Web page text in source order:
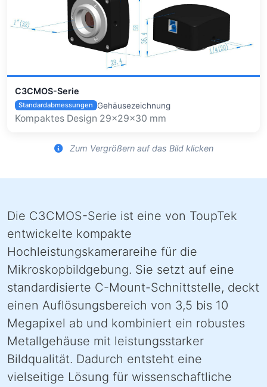
C3CMOS-Serie
Standardabmessungen Gehäusezeichnung
Kompaktes Design 29×29×30 mm
Zum Vergrößern auf das Bild klicken
Die C3CMOS-Serie ist eine von ToupTek
entwickelte kompakte
Hochleistungskamerareihe für die
Mikroskopbildgebung. Sie setzt auf eine
standardisierte C-Mount-Schnittstelle, deckt
einen Auflösungsbereich von 3,5 bis 10
Megapixel ab und kombiniert ein robustes
Metallgehäuse mit leistungsstarker
Bildqualität. Dadurch entsteht eine
vielseitige Lösung für wissenschaftliche